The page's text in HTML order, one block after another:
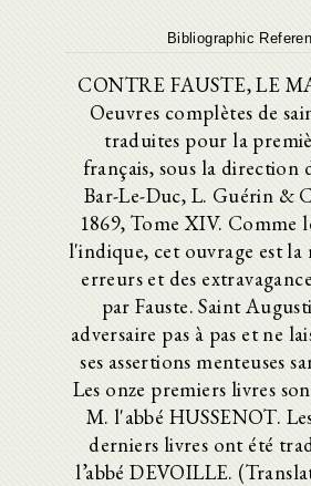
Bibliographic
CONTRE FAUSTE, LE
Oeuvres complètes de
traduites pour la
français, sous la direction
Bar-Le-Duc, L. Guérin &
1869, Tome XIV. Comme
l'indique, cet ouvrage est
erreurs et des
par Fauste. Saint
adversaire pas à pas et ne
ses assertions menteuses
Les onze premiers livres
M. l'abbé HUSSENOT.
derniers livres ont été
l’abbé DEVOILLE.